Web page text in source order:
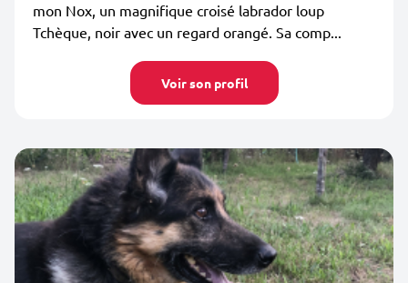
mon Nox, un magnifique croisé labrador loup
Tchèque, noir avec un regard orangé. Sa comp...
Voir son profil